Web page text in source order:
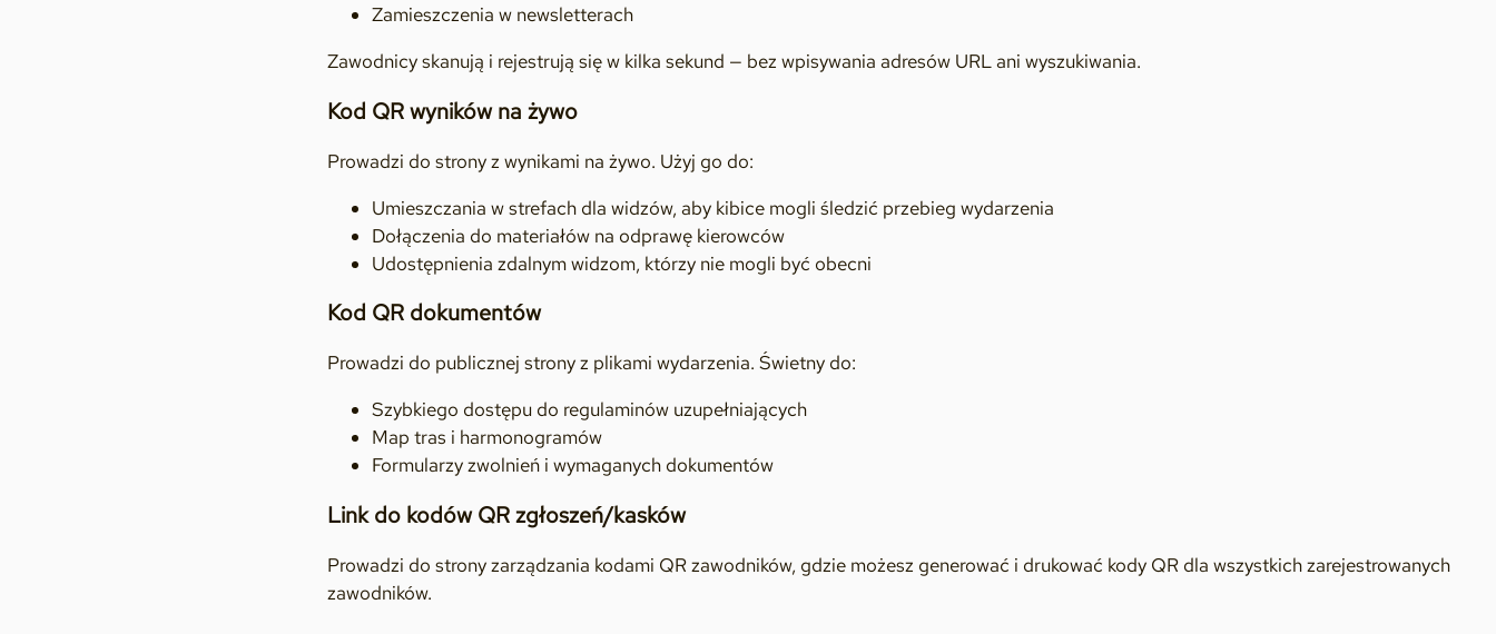
Zamieszczenia w newsletterach
Zawodnicy skanują i rejestrują się w kilka sekund — bez wpisywania adresów URL ani wyszukiwania.
Kod QR wyników na żywo
Prowadzi do strony z wynikami na żywo. Użyj go do:
Umieszczania w strefach dla widzów, aby kibice mogli śledzić przebieg wydarzenia
Dołączenia do materiałów na odprawę kierowców
Udostępnienia zdalnym widzom, którzy nie mogli być obecni
Kod QR dokumentów
Prowadzi do publicznej strony z plikami wydarzenia. Świetny do:
Szybkiego dostępu do regulaminów uzupełniających
Map tras i harmonogramów
Formularzy zwolnień i wymaganych dokumentów
Link do kodów QR zgłoszeń/kasków
Prowadzi do strony zarządzania kodami QR zawodników, gdzie możesz generować i drukować kody QR dla wszystkich zarejestrowanych
zawodników.